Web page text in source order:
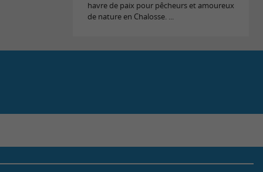
havre de paix pour pêcheurs et amoureux
de nature en Chalosse. ...